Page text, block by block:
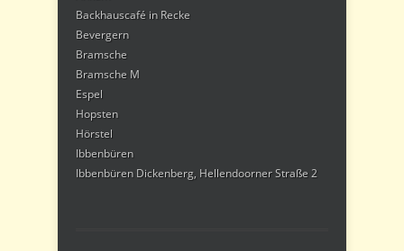
Backhauscafé in Recke
Bevergern
Bramsche
Bramsche M
Espel
Hopsten
Hörstel
Ibbenbüren
Ibbenbüren Dickenberg, Hellendoorner Straße 2